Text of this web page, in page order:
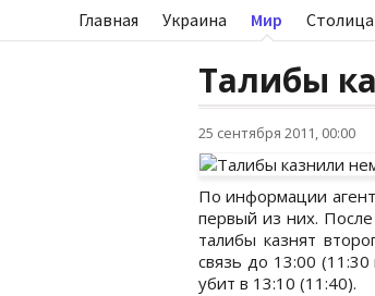
Главная Украина Мир Столица
Талибы
25 сентября 2011, 00:00
По информации
первый из них.
талибы казнят
связь до 13:00
убит в 13:10 (11:40).